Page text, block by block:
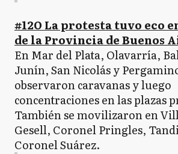
#12O La protesta tuvo eco
de la Provincia de Buenos
En Mar del Plata, Olavarría,
Junín, San Nicolás y
observaron caravanas y luego
concentraciones en las plazas
También se movilizaron en
Gesell, Coronel Pringles,
Coronel Suárez.